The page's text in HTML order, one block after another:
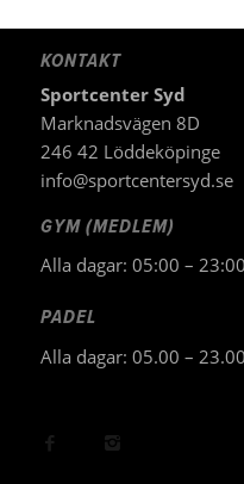
KONTAKT
Sportcenter Syd
Marknadsvägen 8D
246 42 Löddeköpinge
info@sportcentersyd.se
GYM (MEDLEM)
Alla dagar: 05:00 – 23:00
PADEL
Alla dagar: 05.00 – 23.00